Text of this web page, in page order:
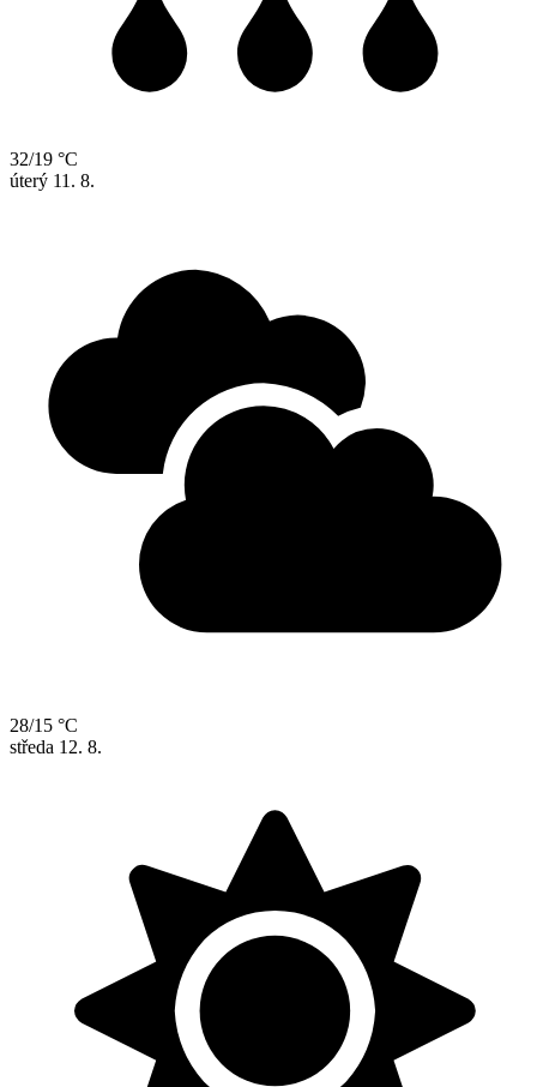
32/19 °C
úterý 11. 8.
28/15 °C
středa 12. 8.